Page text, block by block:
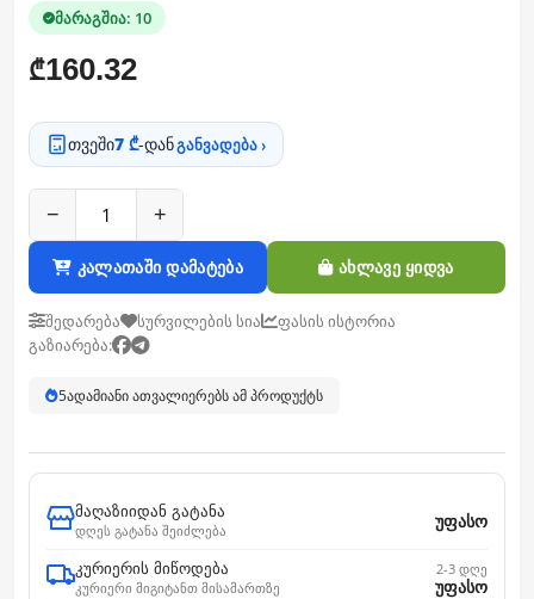
მარაგშია: 10
₾160.32
თვეში7 ₾-დანგანვადება ›
− +
კალათაში დამატება ახლავე ყიდვა
შედარება სურვილების სია
ფასის ისტორია
გაზიარება:
5ადამიანი ათვალიერებს ამ პროდუქტს
მაღაზიიდან გატანა
დღეს გატანა შეიძლება
უფასო
კურიერის მიწოდება
კურიერი მიგიტანთ მისამართზე
2-3 დღე
უფასო